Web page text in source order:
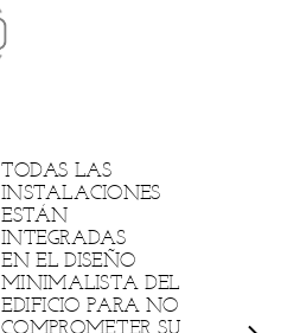
TODAS LAS
INSTALACIONES
ESTÁN
INTEGRADAS
EN EL DISEÑO
MINIMALISTA DEL
EDIFICIO PARA NO
COMPROMETER SU